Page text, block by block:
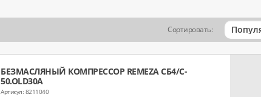
Сортировать:
БЕЗМАСЛЯНЫЙ КОМПРЕССОР REMEZA СБ4/C-
50.OLD30A
8211040